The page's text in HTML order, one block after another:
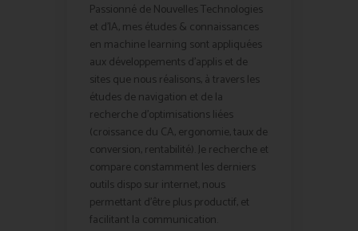
Passionné de Nouvelles Technologies
et d'IA, mes études & connaissances
en machine learning sont appliquées
aux développements d'applis et de
sites que nous réalisons, à travers les
études de navigation et de la
recherche d'optimisations liées
(croissance du CA, ergonomie, taux de
conversion, rentabilité). Je recherche et
compare constamment les derniers
outils dispo sur internet, nous
permettant d'être plus productif, et
facilitant la communication.